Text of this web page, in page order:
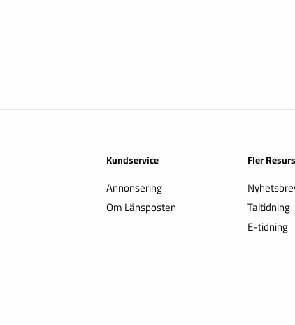
Kundservice
Annonsering
Om Länsposten
Fler
Taltidning
E-tidning